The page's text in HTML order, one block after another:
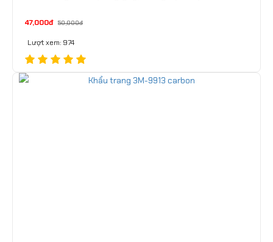
47,000đ 50,000đ
Lượt xem: 974